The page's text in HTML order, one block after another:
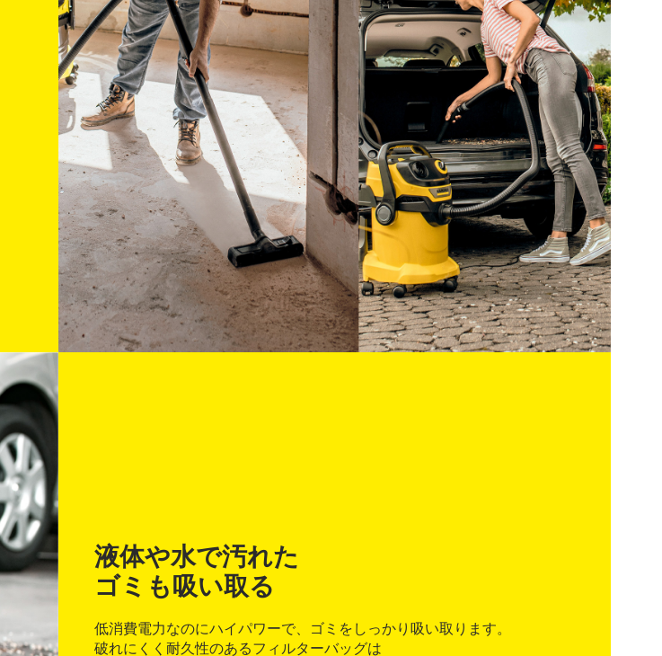
液体や水で汚れた
ゴミも吸い取る
低消費電力なのにハイパワーで、ゴミをしっかり吸い取ります。
破れにくく耐久性のあるフィルターバッグは